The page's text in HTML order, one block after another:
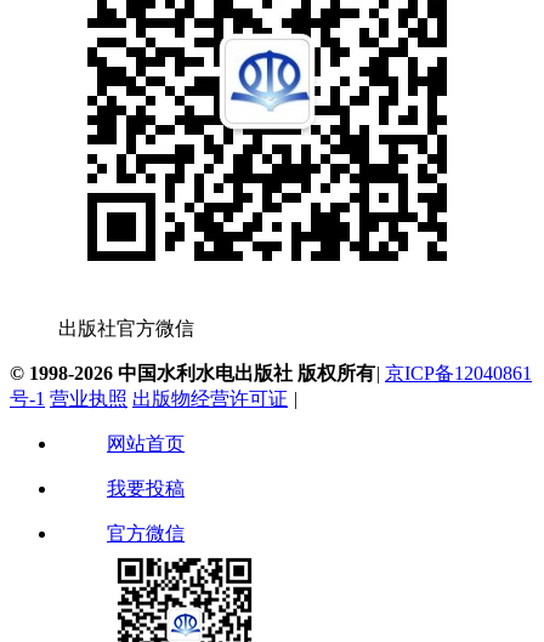
出版社官方微信
© 1998-2026 中国水利水电出版社 版权所有| 京ICP备12040861
号-1 营业执照 出版物经营许可证 |
网站首页
我要投稿
官方微信